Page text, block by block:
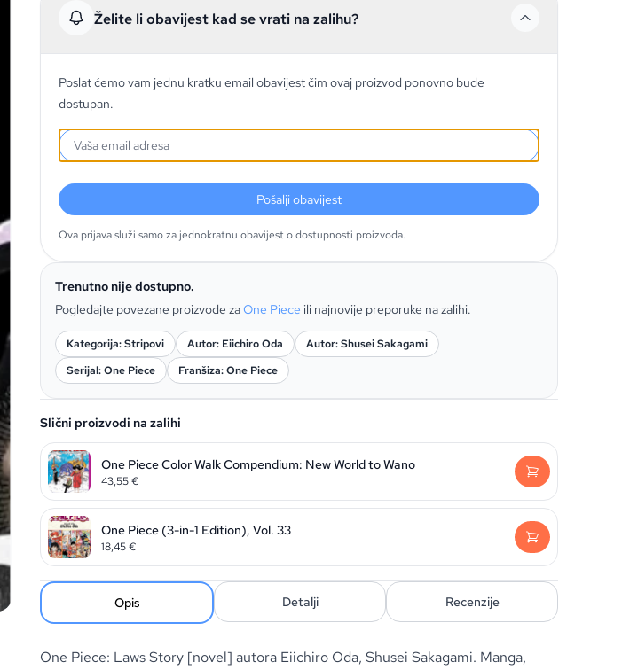
Želite li obavijest kad se vrati na zalihu?
Poslat ćemo vam jednu kratku email obavijest čim ovaj proizvod ponovno bude
dostupan.
Pošalji obavijest
Ova prijava služi samo za jednokratnu obavijest o dostupnosti proizvoda.
Trenutno nije dostupno.
Pogledajte povezane proizvode zaOne Piece ili najnovije preporuke na zalihi.
Kategorija: Stripovi Autor: Eiichiro Oda
Autor: Shusei Sakagami
Serijal: One Piece
Franšiza: One Piece
Slični proizvodi na zalihi
One Piece Color Walk Compendium: New World to Wano
43,55€
One Piece (3-in-1 Edition), Vol. 33
18,45€
Opis Detalji Recenzije
One Piece: Laws Story [novel] autora Eiichiro Oda, Shusei Sakagami. Manga,